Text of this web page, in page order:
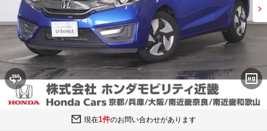
現在1件のお問い合わせがあります